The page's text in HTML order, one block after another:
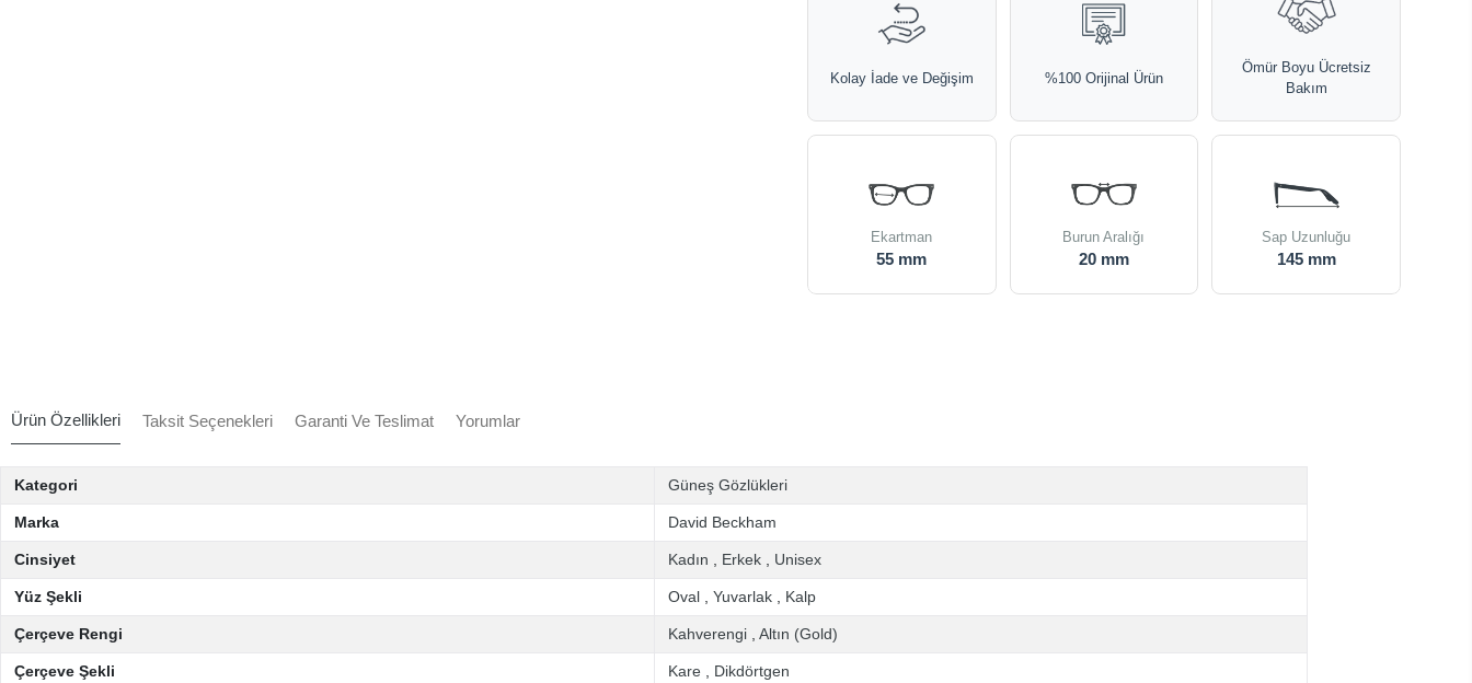
Kolay İade ve Değişim %100 Orijinal Ürün
Ömür Boyu Ücretsiz
Bakım
Ekartman
55 mm
Burun Aralığı
20 mm
Sap Uzunluğu
145 mm
Ürün Özellikleri Taksit Seçenekleri Garanti Ve Teslimat Yorumlar
Kategori Güneş Gözlükleri
Marka David Beckham
Cinsiyet Kadın Erkek Unisex
Yüz Şekli Oval Yuvarlak Kalp
Çerçeve Rengi Kahverengi Altın (Gold)
Çerçeve Şekli Kare Dikdörtgen